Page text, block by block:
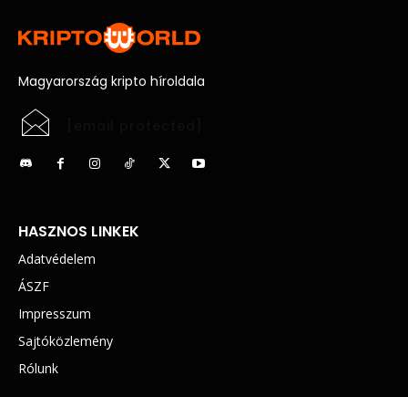
Magyarország kripto híroldala
HASZNOS LINKEK
Adatvédelem
ÁSZF
Impresszum
Sajtóközlemény
Rólunk